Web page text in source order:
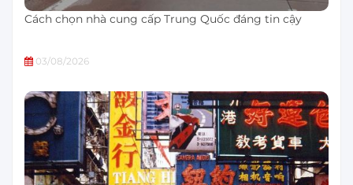
Cách chọn nhà cung cấp Trung Quốc đáng tin cậy
03/08/2026